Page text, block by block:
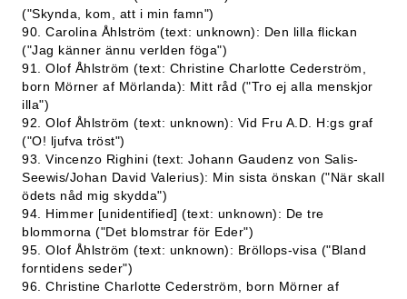
("Skynda, kom, att i min famn")
90. Carolina Åhlström (text: unknown): Den lilla flickan
("Jag känner ännu verlden föga")
91. Olof Åhlström (text: Christine Charlotte Cederström,
born Mörner af Mörlanda): Mitt råd ("Tro ej alla menskjor
illa")
92. Olof Åhlström (text: unknown): Vid Fru A.D. H:gs graf
("O! ljufva tröst")
93. Vincenzo Righini (text: Johann Gaudenz von Salis-
Seewis/Johan David Valerius): Min sista önskan ("När skall
ödets nåd mig skydda")
94. Himmer [unidentified] (text: unknown): De tre
blommorna ("Det blomstrar för Eder")
95. Olof Åhlström (text: unknown): Bröllops-visa ("Bland
forntidens seder")
96. Christine Charlotte Cederström, born Mörner af